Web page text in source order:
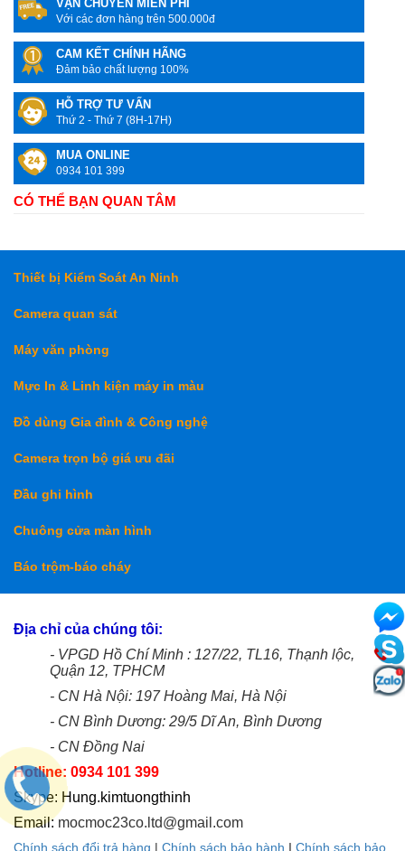
VẬN CHUYỂN MIỄN PHÍ
Với các đơn hàng trên 500.000đ
CAM KẾT CHÍNH HÃNG
Đảm bảo chất lượng 100%
HỖ TRỢ TƯ VẤN
Thứ 2 - Thứ 7 (8H-17H)
MUA ONLINE
0934 101 399
CÓ THỂ BẠN QUAN TÂM
Thiết bị Kiểm Soát An Ninh
Camera quan sát
Máy văn phòng
Mực In & Linh kiện máy in màu
Đồ dùng Gia đình & Công nghệ
Camera trọn bộ giá ưu đãi
Đầu ghi hình
Chuông cửa màn hình
Báo trộm-báo cháy
Địa chỉ của chúng tôi:
- VPGD Hồ Chí Minh : 127/22, TL16, Thạnh lộc,
Quận 12, TPHCM
- CN Hà Nội: 197 Hoàng Mai, Hà Nội
- CN Bình Dương: 29/5 Dĩ An, Bình Dương
- CN Đồng Nai
Hotline: 0934 101 399
Skype: Hung.kimtuongthinh
Email: mocmoc23co.ltd@gmail.com
Chính sách đổi trả hàng | Chính sách bảo hành I Chính sách bảo